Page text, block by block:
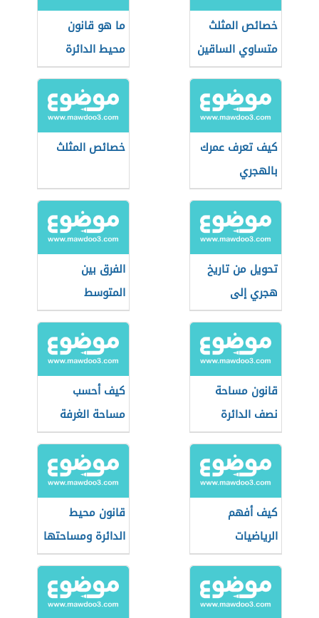
خصائص المثلث
متساوي الساقين
ما هو قانون
محيط الدائرة
كيف تعرف عمرك
بالهجري
خصائص المثلث
تحويل من تاريخ
هجري إلى
ميلادي
الفرق بين
المتوسط
الحسابي والوسيط
والمنوال
قانون مساحة
نصف الدائرة
كيف أحسب
مساحة الغرفة
كيف أفهم
الرياضيات
قانون محيط
الدائرة ومساحتها